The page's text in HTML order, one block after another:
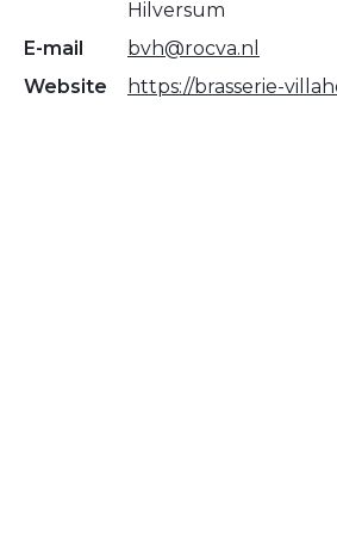
Hilversum
E-mail
bvh@rocva.nl
Website
https://brasserie-